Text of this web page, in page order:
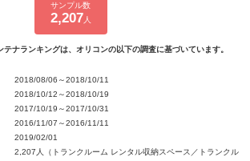
サンプル数
2,207 人
ナランキングは、オリコンの以下の調査に基づいています。
2018/08/06～2018/10/11
2018/10/12～2018/10/19
2017/10/19～2017/10/31
2016/11/07～2016/11/11
2019/02/01
2,207人（トランクルーム レンタル収納スペース／トランクル